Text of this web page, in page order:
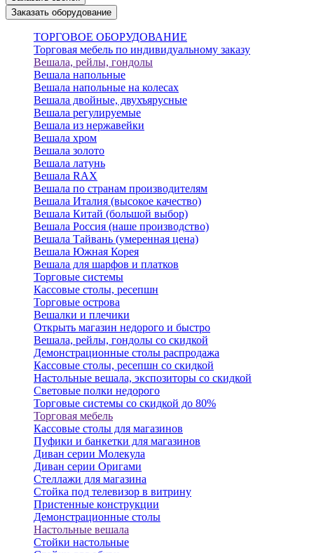
Заказать оборудование
ТОРГОВОЕ ОБОРУДОВАНИЕ
Торговая мебель по индивидуальному заказу
Вешала, рейлы, гондолы
Вешала напольные
Вешала напольные на колесах
Вешала двойные, двухъярусные
Вешала регулируемые
Вешала из нержавейки
Вешала хром
Вешала золото
Вешала латунь
Вешала RAX
Вешала по странам производителям
Вешала Италия (высокое качество)
Вешала Китай (большой выбор)
Вешала Россия (наше производство)
Вешала Тайвань (умеренная цена)
Вешала Южная Корея
Вешала для шарфов и платков
Торговые системы
Кассовые столы, ресепшн
Торговые острова
Вешалки и плечики
Открыть магазин недорого и быстро
Вешала, рейлы, гондолы со скидкой
Демонстрационные столы распродажа
Кассовые столы, ресепшн со скидкой
Настольные вешала, экспозиторы со скидкой
Световые полки недорого
Торговые системы со скидкой до 80%
Торговая мебель
Кассовые столы для магазинов
Пуфики и банкетки для магазинов
Диван серии Молекула
Диван серии Оригами
Стеллажи для магазина
Стойка под телевизор в витрину
Пристенные конструкции
Демонстрационные столы
Настольные вешала
Стойки настольные